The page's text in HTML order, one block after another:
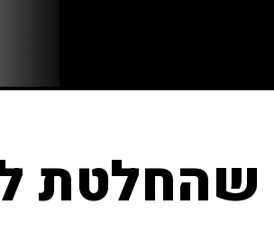
שהחלטת